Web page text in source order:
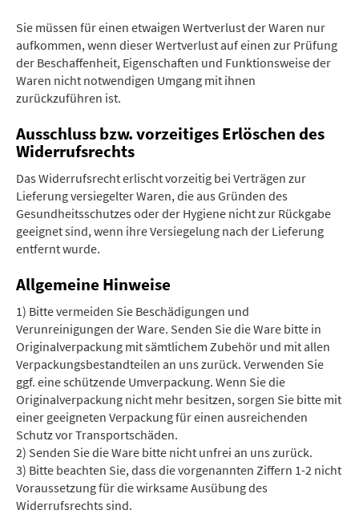
Sie müssen für einen etwaigen Wertverlust der Waren nur
aufkommen, wenn dieser Wertverlust auf einen zur Prüfung
der Beschaffenheit, Eigenschaften und Funktionsweise der
Waren nicht notwendigen Umgang mit ihnen
zurückzuführen ist.
Ausschluss bzw. vorzeitiges Erlöschen des
Widerrufsrechts
Das Widerrufsrecht erlischt vorzeitig bei Verträgen zur
Lieferung versiegelter Waren, die aus Gründen des
Gesundheitsschutzes oder der Hygiene nicht zur Rückgabe
geeignet sind, wenn ihre Versiegelung nach der Lieferung
entfernt wurde.
Allgemeine Hinweise
1) Bitte vermeiden Sie Beschädigungen und
Verunreinigungen der Ware. Senden Sie die Ware bitte in
Originalverpackung mit sämtlichem Zubehör und mit allen
Verpackungsbestandteilen an uns zurück. Verwenden Sie
ggf. eine schützende Umverpackung. Wenn Sie die
Originalverpackung nicht mehr besitzen, sorgen Sie bitte mit
einer geeigneten Verpackung für einen ausreichenden
Schutz vor Transportschäden.
2) Senden Sie die Ware bitte nicht unfrei an uns zurück.
3) Bitte beachten Sie, dass die vorgenannten Ziffern 1-2 nicht
Voraussetzung für die wirksame Ausübung des
Widerrufsrechts sind.